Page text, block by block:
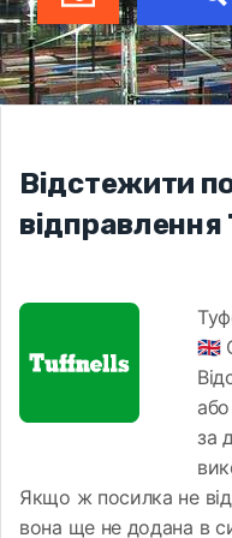
Відстежити
🇬🇧
за
Якщо ж посилка не
вона ще не додана в